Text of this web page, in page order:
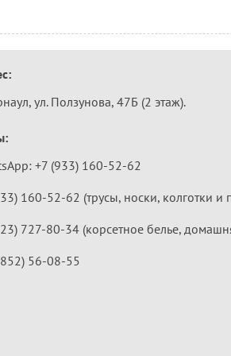
ул. Ползунова, 47Б (2 этаж).
+7 (933) 160-52-62
160-52-62 (трусы, носки, колготки и
727-80-34 (корсетное белье,
56-08-55